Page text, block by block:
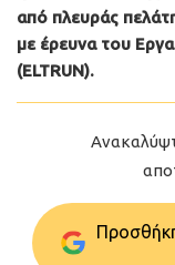
από πλευράς
με έρευνα του
(ELTRUN).